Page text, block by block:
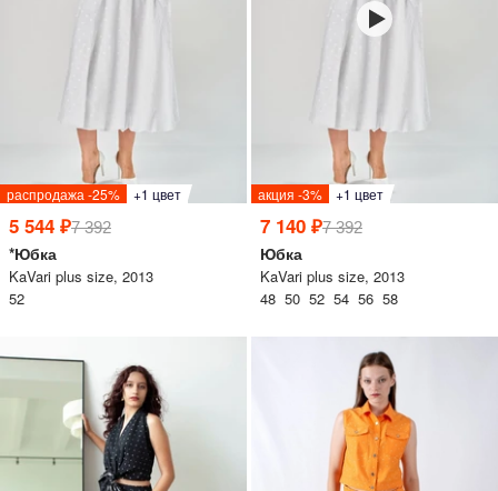
распродажа -25% +1 цвет
5 544 ₽7 392
*Юбка
KaVari plus size, 2013
52
акция -3% +1 цвет
7 140 ₽7 392
Юбка
KaVari plus size, 2013
48 50 52 54 56 58